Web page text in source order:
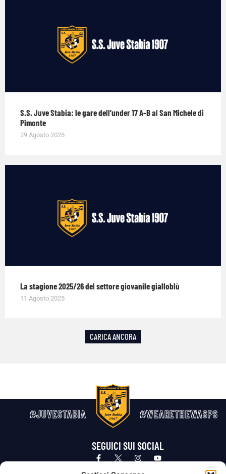
S.S. Juve Stabia: le gare dell’under 17 A-B al San Michele di
Pimonte
29 Agosto 2025
La stagione 2025/26 del settore giovanile gialloblù
11 Agosto 2025
CARICA ANCORA
#JUVESTABIA #WEARETHEWASPS
SEGUICI SUI SOCIAL
Privacy Policy Cookie Policy